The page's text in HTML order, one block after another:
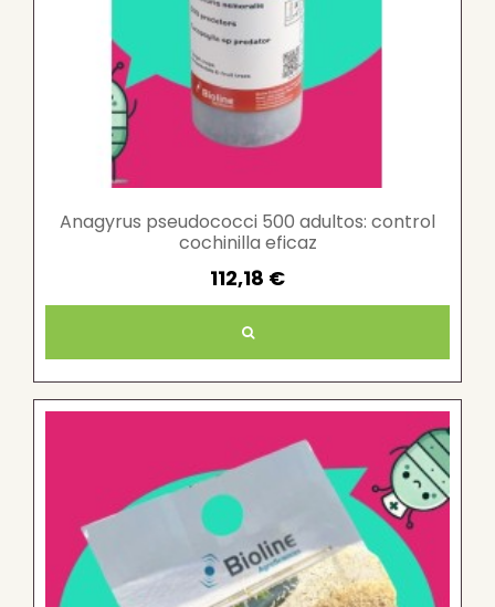
Anagyrus pseudococci 500 adultos: control
cochinilla eficaz
112,18 €